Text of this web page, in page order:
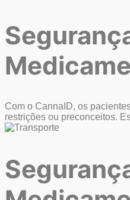
Com o CannaID, os
restrições ou preconceitos.